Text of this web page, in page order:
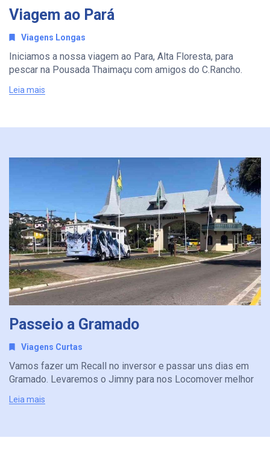
Viagem ao Pará
Viagens Longas
Iniciamos a nossa viagem ao Para, Alta Floresta, para
pescar na Pousada Thaimaçu com amigos do C.Rancho.
Leia mais
Passeio a Gramado
Viagens Curtas
Vamos fazer um Recall no inversor e passar uns dias em
Gramado. Levaremos o Jimny para nos Locomover melhor
Leia mais